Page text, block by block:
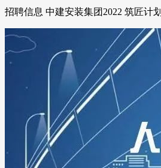
招聘信息 中建安装集团2022 筑匠计